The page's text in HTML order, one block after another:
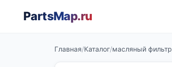
PartsMap.ru
Главная/Каталог/масляный фильтр